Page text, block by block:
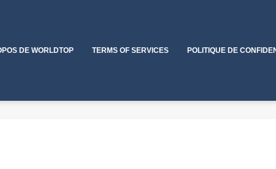
DE WORLDTOP TERMS OF SERVICES POLITIQUE DE